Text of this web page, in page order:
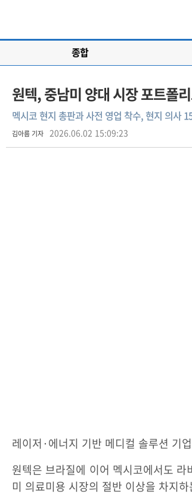
종합
원텍, 중남미 양대 시장 포트폴
멕시코 현지 총판과 사전 영업 착수, 현지 의사
김아름 기자 2026.06.02 15:09:23
레이저·에너지 기반 메디컬 솔루션 기
원텍은 브라질에 이어 멕시코에서도
미 의료미용 시장의 절반 이상을 차지